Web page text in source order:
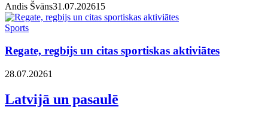
Andis Švāns31.07.20261 5
Sports
Regate, regbijs un citas sportiskas aktiviātes
28.07.20261
Latvijā un pasaulē